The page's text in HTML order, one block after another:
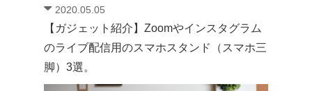
2020.05.05
【ガジェット紹介】Zoomやインスタグラム
のライブ配信用のスマホスタンド（スマホ三
脚）3選。